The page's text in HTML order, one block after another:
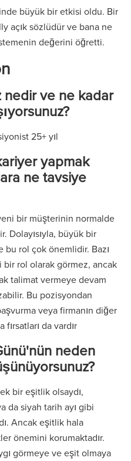
büyük bir etkisi oldu. Bir
açık sözlüdür ve bana ne
değerini öğretti.
nedir ve ne kadar
25+ yıl
yapmak
ne tavsiye
bir müşterinin normalde
Dolayısıyla, büyük bir
rol çok önemlidir. Bazı
rol olarak görmez, ancak
talimat vermeye devam
Bu pozisyondan
veya firmanın diğer
da vardır
neden
bir eşitlik olsaydı,
da siyah tarih ayı gibi
Ancak eşitlik hala
önemini korumaktadır.
görmeye ve eşit olmaya